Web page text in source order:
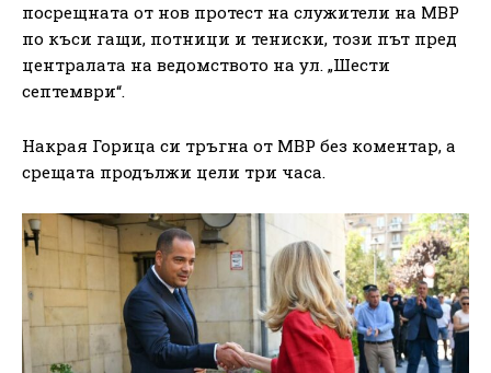
посрещната от нов протест на служители на МВР
по къси гащи, потници и тениски, този път пред
централата на ведомството на ул. „Шести
септември“.
Накрая Горица си тръгна от МВР без коментар, а
срещата продължи цели три часа.